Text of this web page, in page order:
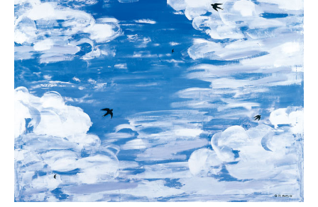
Art works 作品一覧
Catalog カタログ
Schedule スケジュール
About 会社案内